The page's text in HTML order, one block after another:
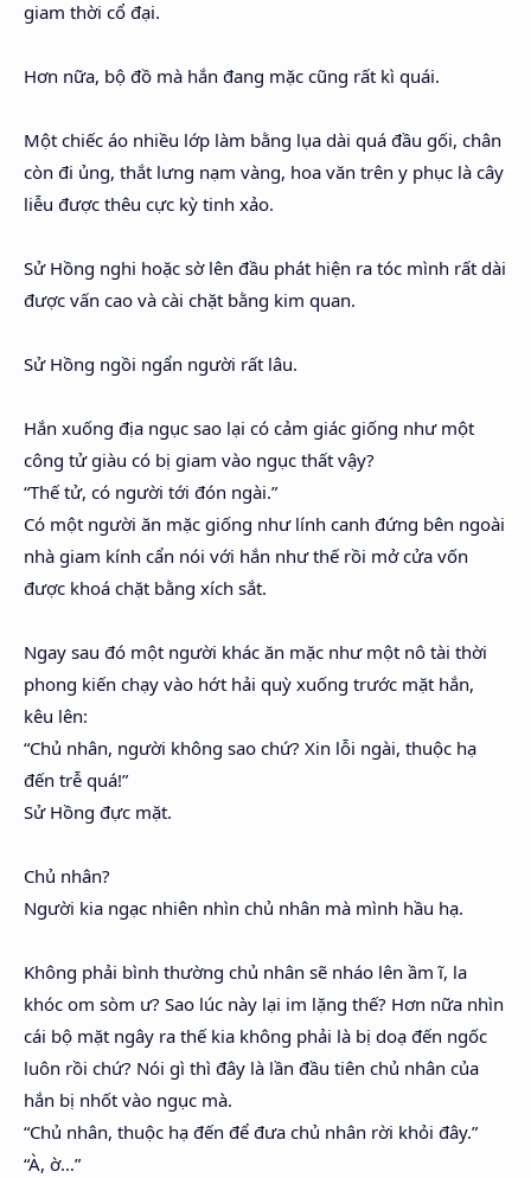
giam thời cổ đại.
Hơn nữa, bộ đồ mà hắn đang mặc cũng rất kì quái.
Một chiếc áo nhiều lớp làm bằng lụa dài quá đầu gối, chân
còn đi ủng, thắt lưng nạm vàng, hoa văn trên y phục là cây
liễu được thêu cực kỳ tinh xảo.
Sử Hồng nghi hoặc sờ lên đầu phát hiện ra tóc mình rất dài
được vấn cao và cài chặt bằng kim quan.
Sử Hồng ngồi ngẩn người rất lâu.
Hắn xuống địa ngục sao lại có cảm giác giống như một
công tử giàu có bị giam vào ngục thất vậy?
“Thế tử, có người tới đón ngài.”
Có một người ăn mặc giống như lính canh đứng bên ngoài
nhà giam kính cẩn nói với hắn như thế rồi mở cửa vốn
được khoá chặt bằng xích sắt.
Ngay sau đó một người khác ăn mặc như một nô tài thời
phong kiến chạy vào hớt hải quỳ xuống trước mặt hắn,
kêu lên:
“Chủ nhân, người không sao chứ? Xin lỗi ngài, thuộc hạ
đến trễ quá!”
Sử Hồng đực mặt.
Chủ nhân?
Người kia ngạc nhiên nhìn chủ nhân mà mình hầu hạ.
Không phải bình thường chủ nhân sẽ nháo lên ầm ĩ, la
khóc om sòm ư? Sao lúc này lại im lặng thế? Hơn nữa nhìn
cái bộ mặt ngây ra thế kia không phải là bị doạ đến ngốc
luôn rồi chứ? Nói gì thì đây là lần đầu tiên chủ nhân của
hắn bị nhốt vào ngục mà.
“Chủ nhân, thuộc hạ đến để đưa chủ nhân rời khỏi đây.”
“À, ờ…”